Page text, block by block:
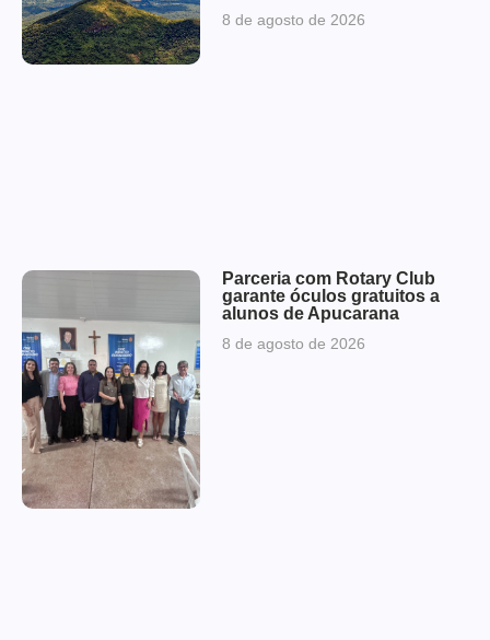
8 de agosto de 2026
Parceria com Rotary Club
garante óculos gratuitos a
alunos de Apucarana
8 de agosto de 2026